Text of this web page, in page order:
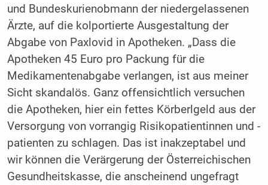
und Bundeskurienobmann der niedergelassenen
Ärzte, auf die kolportierte Ausgestaltung der
Abgabe von Paxlovid in Apotheken. „Dass die
Apotheken 45 Euro pro Packung für die
Medikamentenabgabe verlangen, ist aus meiner
Sicht skandalös. Ganz offensichtlich versuchen
die Apotheken, hier ein fettes Körberlgeld aus der
Versorgung von vorrangig Risikopatientinnen und -
patienten zu schlagen. Das ist inakzeptabel und
wir können die Verärgerung der Österreichischen
Gesundheitskasse, die anscheinend ungefragt